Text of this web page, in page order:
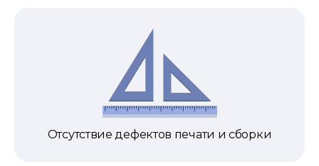
Отсутствие дефектов печати и сборки